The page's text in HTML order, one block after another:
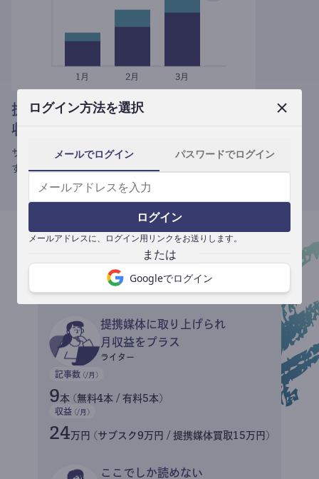
ログイン方法を選択
メールでログイン パスワードでログイン
ログイン
メールアドレスに、ログイン用リンクをお送りします。
Googleでログイン
提携媒体による記事買い取りで
収益がプラスされる
サブスク収益にメディアへの記事提供の売り上げをプラスできま
す。
収益イメージ
提携媒体に取り上げられ
月収益をプラス
ライター
記事数 (/月)
9本 (無料4本 / 有料5本)
収益 (/月)
24万円 (サブスク9万円 / 提携媒体買取15万円)
ここでしか読めない